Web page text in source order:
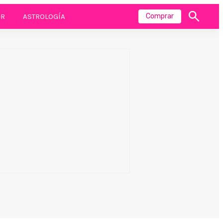
ASTROLOGÍA Comprar
Mostrar